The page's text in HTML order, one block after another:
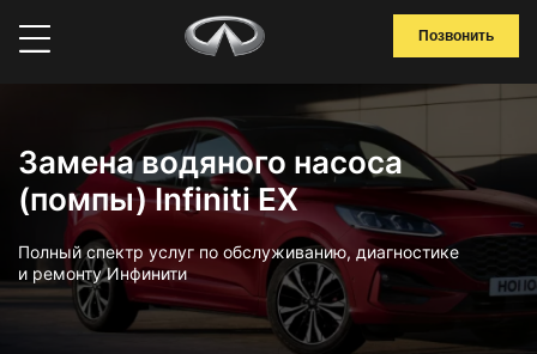
Позвонить
Замена водяного насоса
(помпы) Infiniti EX
Полный спектр услуг по обслуживанию, диагностике
и ремонту Инфинити